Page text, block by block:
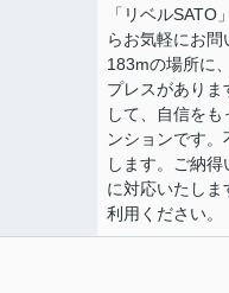
「リベルSATO
らお気軽にお
183mの場所に
プレスがありま
して、自信を
ンションです
します。ご納
に対応いたし
利用ください。